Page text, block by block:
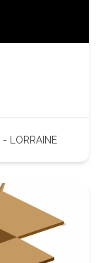
- LORRAINE